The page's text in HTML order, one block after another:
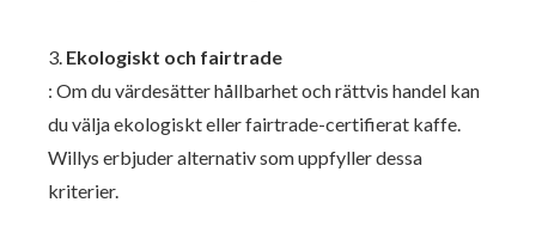
3. Ekologiskt och fairtrade
: Om du värdesätter hållbarhet och rättvis handel kan
du välja ekologiskt eller fairtrade-certifierat kaffe.
Willys erbjuder alternativ som uppfyller dessa
kriterier.